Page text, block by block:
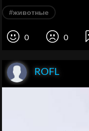
#животные
0 0
ROFL